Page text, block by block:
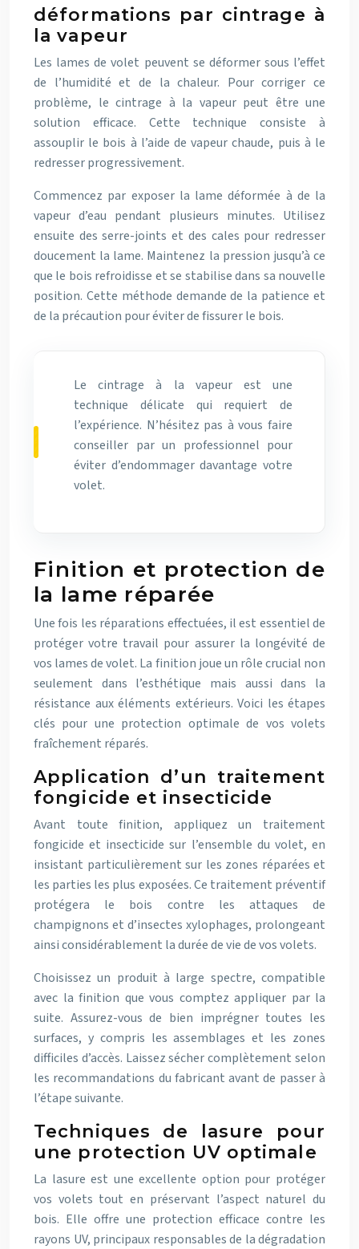
déformations par cintrage à
la vapeur
Les lames de volet peuvent se déformer sous l’effet
de l’humidité et de la chaleur. Pour corriger ce
problème, le cintrage à la vapeur peut être une
solution efficace. Cette technique consiste à
assouplir le bois à l’aide de vapeur chaude, puis à le
redresser progressivement.
Commencez par exposer la lame déformée à de la
vapeur d’eau pendant plusieurs minutes. Utilisez
ensuite des serre-joints et des cales pour redresser
doucement la lame. Maintenez la pression jusqu’à ce
que le bois refroidisse et se stabilise dans sa nouvelle
position. Cette méthode demande de la patience et
de la précaution pour éviter de fissurer le bois.
Le cintrage à la vapeur est une
technique délicate qui requiert de
l’expérience. N’hésitez pas à vous faire
conseiller par un professionnel pour
éviter d’endommager davantage votre
volet.
Finition et protection de
la lame réparée
Une fois les réparations effectuées, il est essentiel de
protéger votre travail pour assurer la longévité de
vos lames de volet. La finition joue un rôle crucial non
seulement dans l’esthétique mais aussi dans la
résistance aux éléments extérieurs. Voici les étapes
clés pour une protection optimale de vos volets
fraîchement réparés.
Application d’un traitement
fongicide et insecticide
Avant toute finition, appliquez un traitement
fongicide et insecticide sur l’ensemble du volet, en
insistant particulièrement sur les zones réparées et
les parties les plus exposées. Ce traitement préventif
protégera le bois contre les attaques de
champignons et d’insectes xylophages, prolongeant
ainsi considérablement la durée de vie de vos volets.
Choisissez un produit à large spectre, compatible
avec la finition que vous comptez appliquer par la
suite. Assurez-vous de bien imprégner toutes les
surfaces, y compris les assemblages et les zones
difficiles d’accès. Laissez sécher complètement selon
les recommandations du fabricant avant de passer à
l’étape suivante.
Techniques de lasure pour
une protection UV optimale
La lasure est une excellente option pour protéger
vos volets tout en préservant l’aspect naturel du
bois. Elle offre une protection efficace contre les
rayons UV, principaux responsables de la dégradation